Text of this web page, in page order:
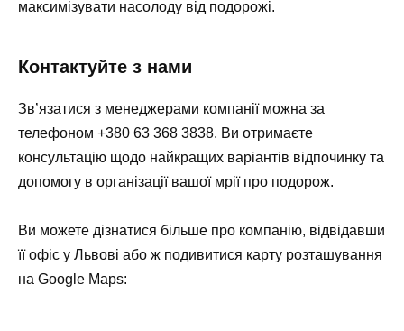
максимізувати насолоду від подорожі.
Контактуйте з нами
Зв’язатися з менеджерами компанії можна за
телефоном +380 63 368 3838. Ви отримаєте
консультацію щодо найкращих варіантів відпочинку та
допомогу в організації вашої мрії про подорож.
Ви можете дізнатися більше про компанію, відвідавши
її офіс у Львові або ж подивитися карту розташування
на Google Maps: